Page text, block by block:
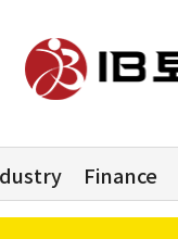
Finance